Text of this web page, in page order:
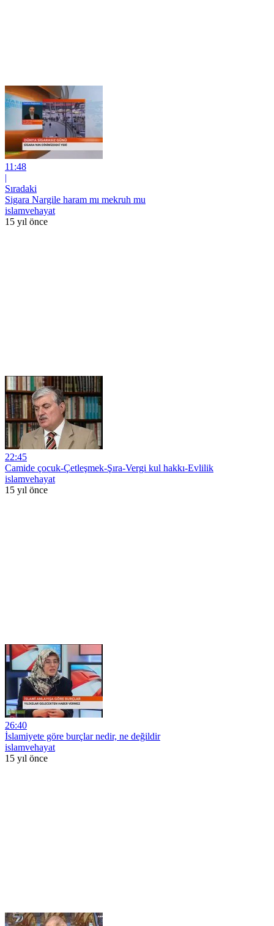
11:48
|
Sıradaki
Sigara Nargile haram mı mekruh mu
islamvehayat
15 yıl önce
22:45
Camide çocuk-Çetleşmek-Şıra-Vergi kul hakkı-Evlilik
islamvehayat
15 yıl önce
26:40
İslamiyete göre burçlar nedir, ne değildir
islamvehayat
15 yıl önce